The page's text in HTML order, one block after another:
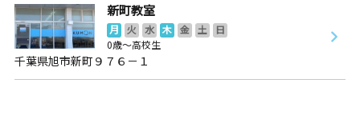
新町教室
月 火 水 木 金 土
日
0歳～高校生
千葉県旭市新町９７６－１